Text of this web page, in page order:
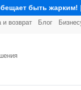
быть жарким!
и возврат Блог